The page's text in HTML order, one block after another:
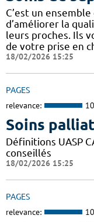
C’est un
d’améliorer la
leurs proches. Ils
de votre prise en
18/02/2026 15:25
PAGES
relevance:
Soins
Définitions UASP
conseillés
18/02/2026 15:25
PAGES
relevance: